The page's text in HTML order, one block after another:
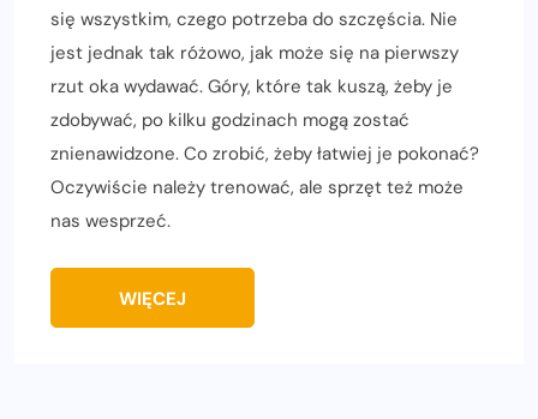
się wszystkim, czego potrzeba do szczęścia. Nie
jest jednak tak różowo, jak może się na pierwszy
rzut oka wydawać. Góry, które tak kuszą, żeby je
zdobywać, po kilku godzinach mogą zostać
znienawidzone. Co zrobić, żeby łatwiej je pokonać?
Oczywiście należy trenować, ale sprzęt też może
nas wesprzeć.
WIĘCEJ